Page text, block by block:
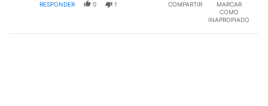
RESPONDER 0 1 COMPARTIR
MARCAR
COMO
INAPROPIADO